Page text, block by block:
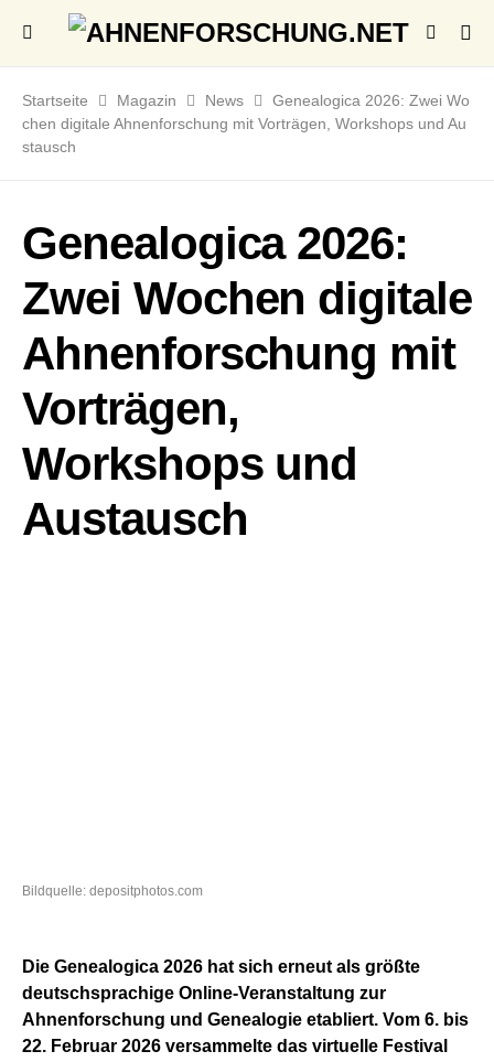
Startseite Magazin News
Genealogica 2026: Zwei Wo
chen digitale Ahnenforschung mit Vorträgen, Workshops und Au
stausch
Genealogica 2026:
Zwei Wochen digitale
Ahnenforschung mit
Vorträgen,
Workshops und
Austausch
Bildquelle: depositphotos.com
Die Genealogica 2026 hat sich erneut als größte
deutschsprachige Online-Veranstaltung zur
Ahnenforschung und Genealogie etabliert. Vom 6. bis
22. Februar 2026 versammelte das virtuelle Festival